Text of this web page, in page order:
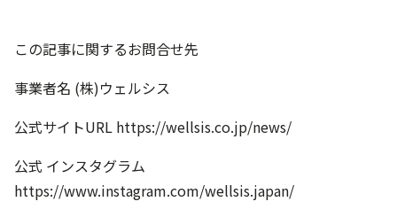
この記事に関するお問合せ先
事業者名 (株)ウェルシス
公式サイトURL https://wellsis.co.jp/news/
公式 インスタグラム
https://www.instagram.com/wellsis.japan/